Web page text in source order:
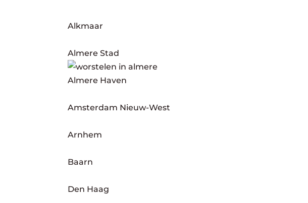
Alkmaar
Almere Stad
Almere Haven
Amsterdam Nieuw-West
Arnhem
Baarn
Den Haag